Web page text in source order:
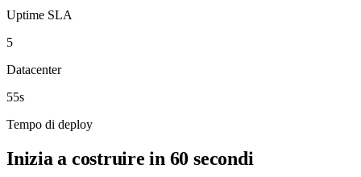
Uptime SLA
5
Datacenter
55s
Tempo di deploy
Inizia a costruire in 60 secondi